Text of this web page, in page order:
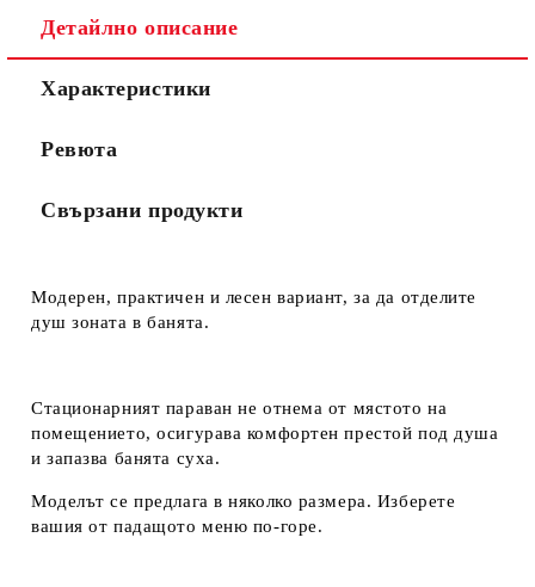
Детайлно описание
Характеристики
Ревюта
Свързани продукти
Модерен, практичен и лесен вариант, за да отделите
душ зоната в банята.
Стационарният параван не отнема от мястото на
помещението, осигурава комфортен престой под душа
и запазва банята суха.
Моделът се предлага в няколко размера. Изберете
вашия отпадащото меню по-горе.